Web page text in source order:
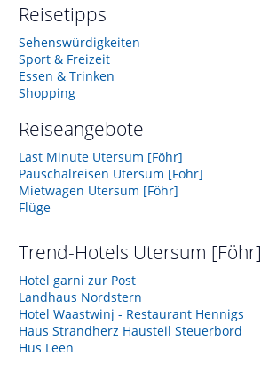
Reisetipps
Sehenswürdigkeiten
Sport & Freizeit
Essen & Trinken
Shopping
Reiseangebote
Last Minute Utersum [Föhr]
Pauschalreisen Utersum [Föhr]
Mietwagen Utersum [Föhr]
Flüge
Trend-Hotels Utersum [Föhr]
Hotel garni zur Post
Landhaus Nordstern
Hotel Waastwinj - Restaurant Hennigs
Haus Strandherz Hausteil Steuerbord
Hüs Leen